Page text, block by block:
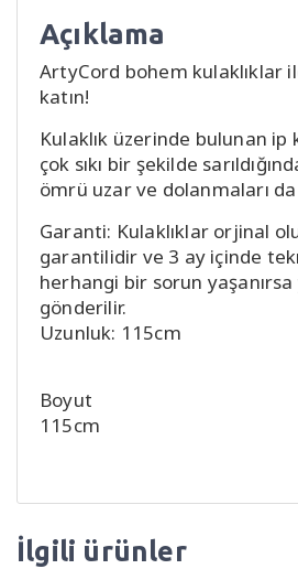
Açıklama
ArtyCord bohem kulaklıklar
katın!
Kulaklık üzerinde bulunan ip
çok sıkı bir şekilde
ömrü uzar ve dolanmaları da
Garanti: Kulaklıklar orjinal
garantilidir ve 3 ay içinde
herhangi bir sorun
gönderilir.
Uzunluk: 115cm
Boyut
115cm
İlgili ürünler